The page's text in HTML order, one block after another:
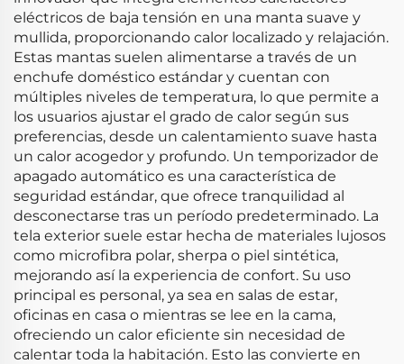
eléctricos de baja tensión en una manta suave y
mullida, proporcionando calor localizado y relajación.
Estas mantas suelen alimentarse a través de un
enchufe doméstico estándar y cuentan con
múltiples niveles de temperatura, lo que permite a
los usuarios ajustar el grado de calor según sus
preferencias, desde un calentamiento suave hasta
un calor acogedor y profundo. Un temporizador de
apagado automático es una característica de
seguridad estándar, que ofrece tranquilidad al
desconectarse tras un período predeterminado. La
tela exterior suele estar hecha de materiales lujosos
como microfibra polar, sherpa o piel sintética,
mejorando así la experiencia de confort. Su uso
principal es personal, ya sea en salas de estar,
oficinas en casa o mientras se lee en la cama,
ofreciendo un calor eficiente sin necesidad de
calentar toda la habitación. Esto las convierte en